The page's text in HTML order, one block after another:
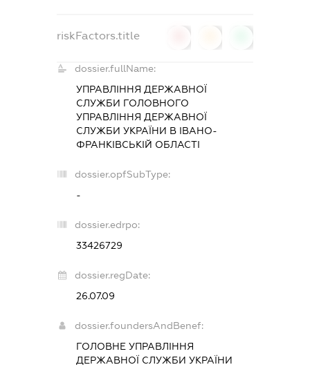
riskFactors.title
dossier.fullName:
УПРАВЛІННЯ ДЕРЖАВНОЇ
СЛУЖБИ ГОЛОВНОГО
УПРАВЛІННЯ ДЕРЖАВНОЇ
СЛУЖБИ УКРАЇНИ В ІВАНО-
ФРАНКІВСЬКІЙ ОБЛАСТІ
dossier.opfSubType:
-
dossier.edrpo:
33426729
dossier.regDate:
26.07.09
dossier.foundersAndBenef:
ГОЛОВНЕ УПРАВЛІННЯ
ДЕРЖАВНОЇ СЛУЖБИ УКРАЇНИ